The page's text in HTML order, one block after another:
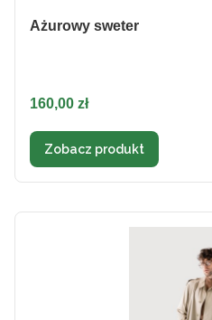
Ażurowy sweter
Cena
160,00 zł
Zobacz produkt